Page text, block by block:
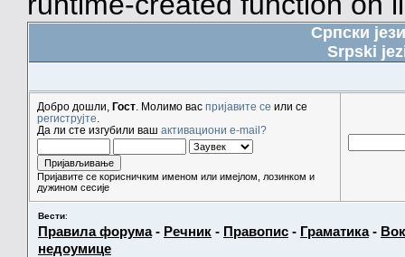
Српски
Srpski
Добро дошли, Гост . Молимо вас пријавите се или се
региструјте
Да ли сте изгубили ваш активациони e-mail?
Пријавите се корисничким именом или имејлом, лозинком и
дужином сесије
Вести:
Правила форума- Речник - Правопис - Граматика-
недоумице